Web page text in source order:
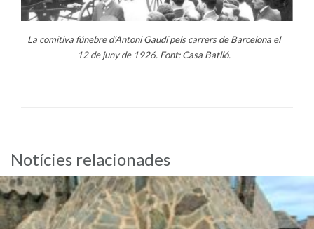
La comitiva fúnebre d’Antoni Gaudí pels carrers de Barcelona el
12 de juny de 1926. Font: Casa Batlló.
Notícies relacionades